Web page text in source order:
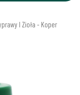
I Zioła - Koper